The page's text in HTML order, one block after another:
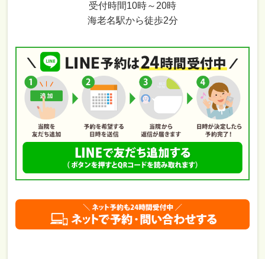
受付時間10時～20時
海老名駅から徒歩2分